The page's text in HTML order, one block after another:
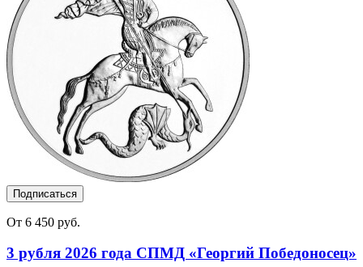
Подписаться
От 6 450 руб.
3 рубля 2026 года СПМД «Георгий Победоносец»